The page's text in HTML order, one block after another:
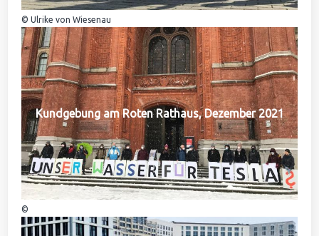
© Ulrike von Wiesenau
Kundgebung am Roten Rathaus, Dezember 2021
©